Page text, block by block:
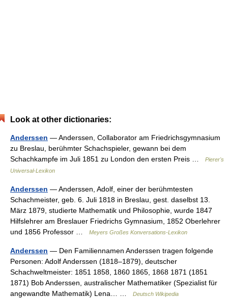
Look at other dictionaries:
Anderssen — Anderssen, Collaborator am Friedrichsgymnasium
zu Breslau, berühmter Schachspieler, gewann bei dem
Schachkampfe im Juli 1851 zu London den ersten Preis …
Pierer's
Universal-Lexikon
Anderssen — Anderssen, Adolf, einer der berühmtesten
Schachmeister, geb. 6. Juli 1818 in Breslau, gest. daselbst 13.
März 1879, studierte Mathematik und Philosophie, wurde 1847
Hilfslehrer am Breslauer Friedrichs Gymnasium, 1852 Oberlehrer
und 1856 Professor …
Meyers Großes Konversations-Lexikon
Anderssen — Den Familiennamen Anderssen tragen folgende
Personen: Adolf Anderssen (1818–1879), deutscher
Schachweltmeister: 1851 1858, 1860 1865, 1868 1871 (1851
1871) Bob Anderssen, australischer Mathematiker (Spezialist für
angewandte Mathematik) Lena… …
Deutsch Wikipedia